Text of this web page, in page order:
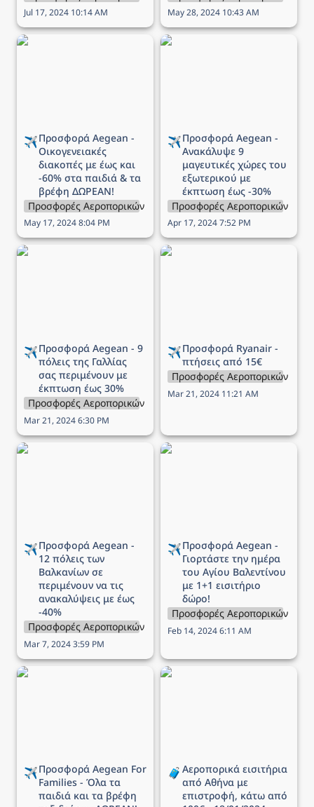
Jul 17, 2024 10:14 AM May 28, 2024 10:43 AM
Προσφορά Aegean -
✈️
Οικογενειακές
διακοπές με έως και
-60% στα παιδιά & τα
βρέφη ΔΩΡΕΑΝ!
Προσφορές Αεροπορικών Εταιρειών
May 17, 2024 8:04 PM
Προσφορά Aegean -
✈️Προσφορά Aegean -
Ανακάλυψε 9
μαγευτικές χώρες του
εξωτερικού με
έκπτωση έως -30%
Προσφορές Αεροπορικών
Apr 17, 2024 7:52 PM
Προσφορά Aegean - 9
✈️Προσφορά Aegean - 9
πόλεις της Γαλλίας
σας περιμένουν με
έκπτωση έως 30%
Προσφορές Αεροπορικών Εταιρειών
Mar 21, 2024 6:30 PM
Προσφορά Ryanair -
✈️Προσφορά Ryanair -
πτήσεις από 15€
Προσφορές Αεροπορικών
Mar 21, 2024 11:21 AM
Προσφορά Aegean - 12
✈️Προσφορά Aegean -
12 πόλεις των
Βαλκανίων σε
περιμένουν να τις
ανακαλύψεις με έως
-40%
Προσφορές Αεροπορικών Εταιρειών
Mar 7, 2024 3:59 PM
Προσφορά Aegean -
✈️
Γιορτάστε την ημέρα
του Αγίου Βαλεντίνου
με 1+1 εισιτήριο
δώρο!
Προσφορές Αεροπορικών
Feb 14, 2024 6:11 AM
Προσφορά Aegean For
✈️Προσφορά Aegean For
Families - Όλα τα
παιδιά και τα βρέφη
Αεροπορικά εισιτήρια
🧳 Αεροπορικά εισιτήρια
από Αθήνα με
επιστροφή, κάτω από